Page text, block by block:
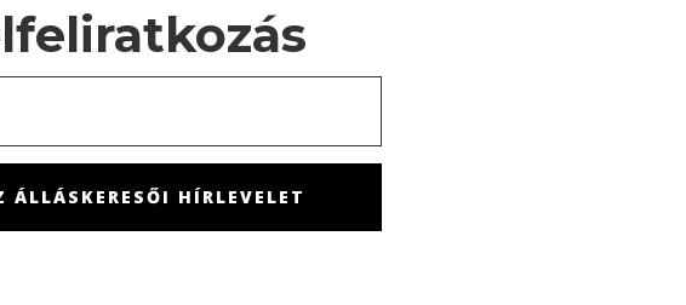
ÁLLÁSKERESŐI HÍRLEVELET